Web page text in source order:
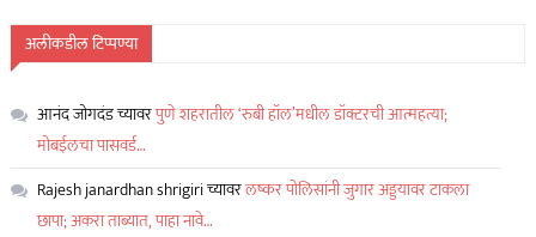
अलीकडील टिप्पण्या
आनंद जोगदंडच्यावरपुणे शहरातील ‘रुबी हॉल’मधील डॉक्टरची आत्महत्या;
मोबईलचा पासवर्ड…
Rajesh janardhan shrigiriच्यावरलष्कर पोलिसांनी जुगार अड्डयावर टाकला
छापा; अकरा ताब्यात, पाहा नावे…